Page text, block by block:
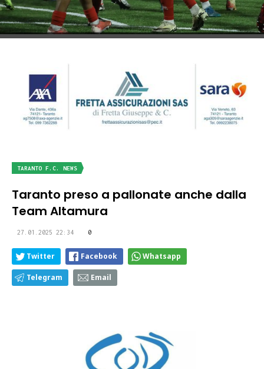
TARANTO F.C. NEWS
Taranto preso a pallonate anche dalla
Team Altamura
27.01.2025 22:34 0
Twitter Facebook Whatsapp
Telegram Email